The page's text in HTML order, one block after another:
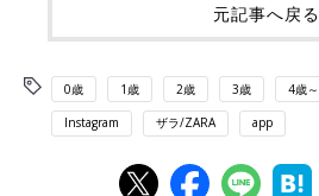
元記事へ戻る
0歳 1歳 2歳 3歳 4歳～
Instagram ザラ/ZARA app